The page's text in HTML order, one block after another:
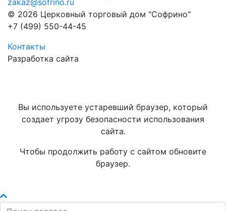
zakaz@sofrino.ru
© 2026 Церковный торговый дом "Софрино"
+7 (499) 550-44-45
Контакты
Разработка сайта
Вы используете устаревший браузер, который
создает угрозу безопасности использования
сайта.
Чтобы продолжить работу с сайтом обновите
браузер.